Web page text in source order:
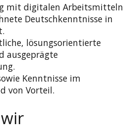
mit digitalen Arbeitsmitteln
Deutschkenntnisse in
lösungsorientierte
ausgeprägte
Kenntnisse im
von Vorteil.